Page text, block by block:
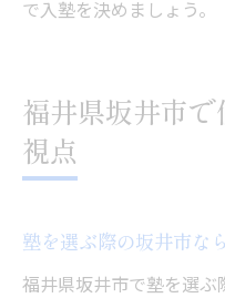
で入塾を決めましょう。
福井県坂井市
視点
塾を選ぶ際の坂井市な
福井県坂井市で塾を選